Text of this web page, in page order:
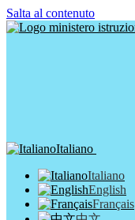
Salta al contenuto
Italiano
Italiano
English
Français